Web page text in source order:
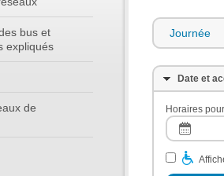
bus et
expliqués
de
Journée
Date et
Horaires